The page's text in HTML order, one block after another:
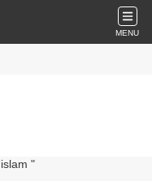
MENU